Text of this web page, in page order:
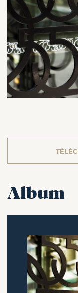
Album